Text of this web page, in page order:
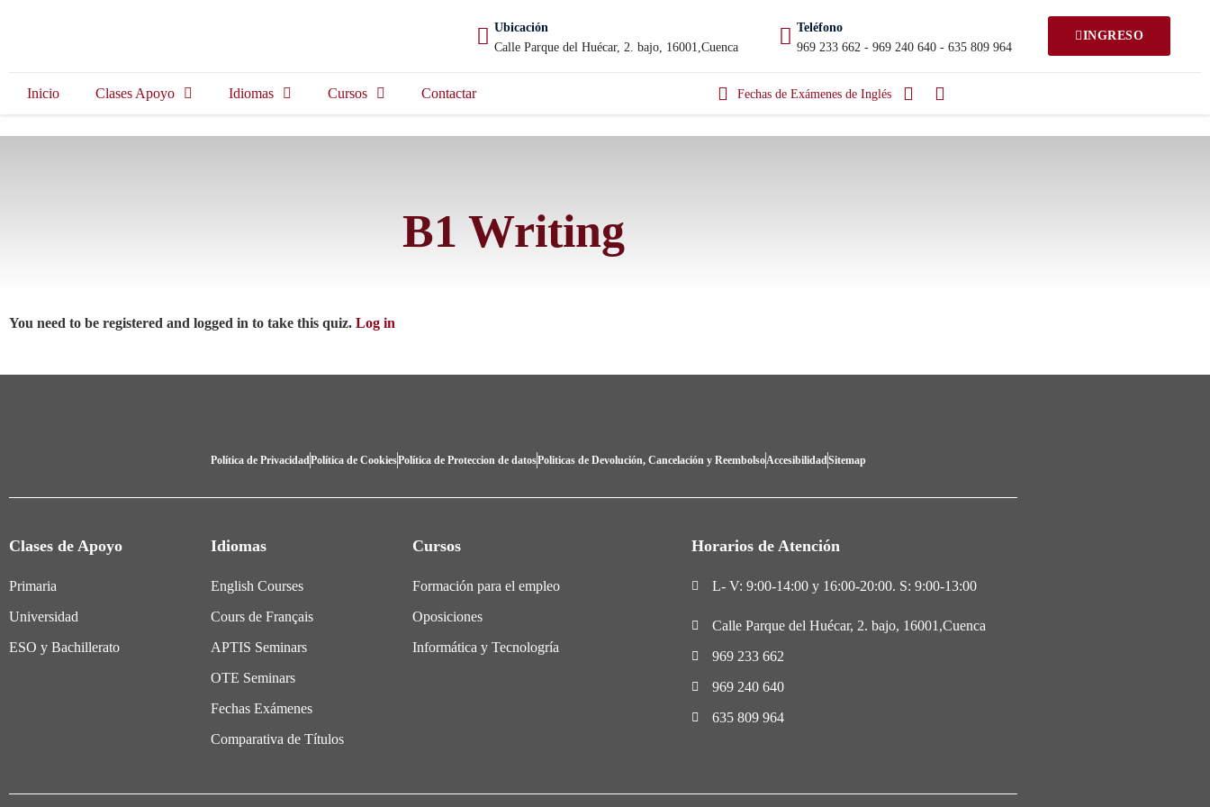
Ubicación
Calle Parque del Huécar, 2. bajo, 16001,Cuenca
Teléfono
969 233 662 - 969 240 640 - 635 809 964
INGRESO
Inicio Clases Apoyo Idiomas Cursos Contactar Fechas de Exámenes de Inglés
B1 Writing
You need to be registered and logged in to take this quiz. Log in
Política de PrivacidadPolítica de CookiesPolítica de Proteccion de datosPoliticas de Devolución, Cancelación y ReembolsoAccesibilidadSitemap
Clases de Apoyo
Primaria
Universidad
ESO y Bachillerato
Idiomas
English Courses
Cours de Français
APTIS Seminars
OTE Seminars
Fechas Exámenes
Comparativa de Títulos
Cursos
Formación para el empleo
Oposiciones
Informática y Tecnologría
Horarios de Atención
L- V: 9:00-14:00 y 16:00-20:00. S: 9:00-13:00
Calle Parque del Huécar, 2. bajo, 16001,Cuenca
969 233 662
969 240 640
635 809 964